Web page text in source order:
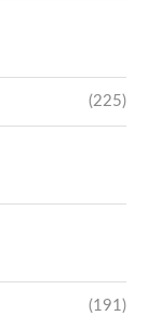
(225)
(191)